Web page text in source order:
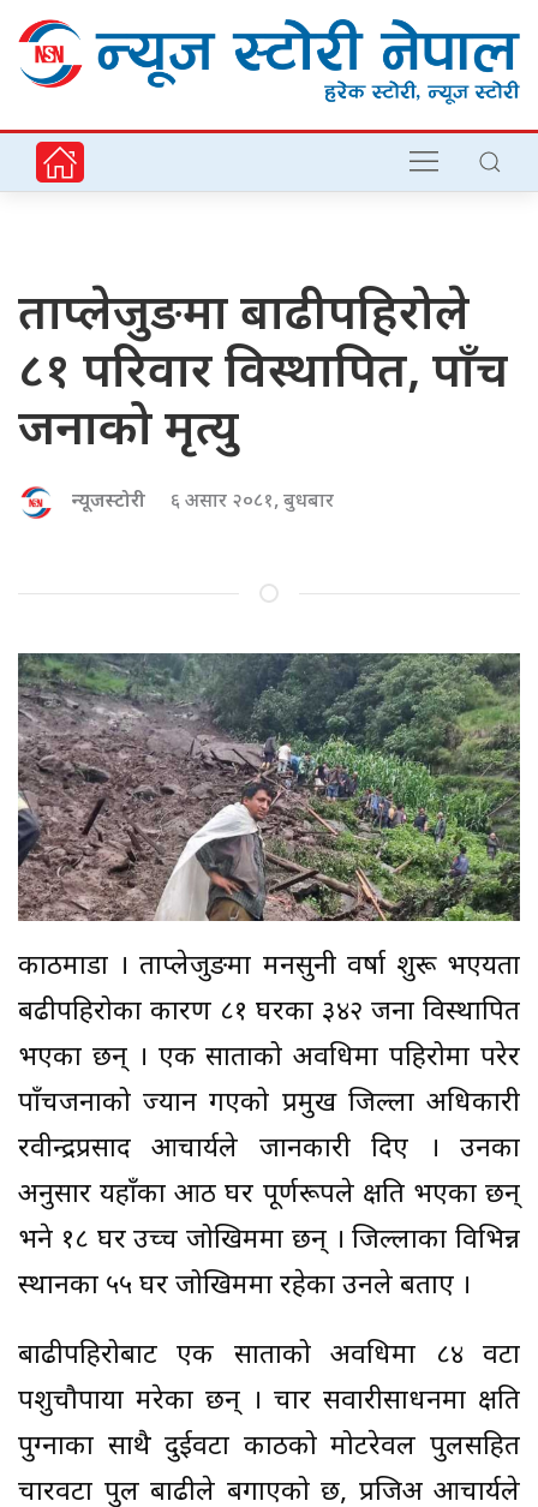
ताप्लेजुङमा बाढीपहिरोले
८१ परिवार विस्थापित, पाँच
जनाको मृत्यु
न्यूजस्टोरी ६ असार २०८१, बुधबार
काठमाडौं । ताप्लेजुङमा मनसुनी वर्षा शुरू भएयता
बढीपहिरोका कारण ८१ घरका ३४२ जना विस्थापित
भएका छन् । एक साताको अवधिमा पहिरोमा परेर
पाँचजनाको ज्यान गएको प्रमुख जिल्ला अधिकारी
रवीन्द्रप्रसाद आचार्यले जानकारी दिए । उनका
अनुसार यहाँका आठ घर पूर्णरूपले क्षति भएका छन्
भने १८ घर उच्च जोखिममा छन् । जिल्लाका विभिन्न
स्थानका ५५ घर जोखिममा रहेका उनले बताए ।
बाढीपहिरोबाट एक साताको अवधिमा ८४ वटा
पशुचौपाया मरेका छन् । चार सवारीसाधनमा क्षति
पुग्नाका साथै दुईवटा काठको मोटरेवल पुलसहित
चारवटा पुल बाढीले बगाएको छ, प्रजिअ आचार्यले